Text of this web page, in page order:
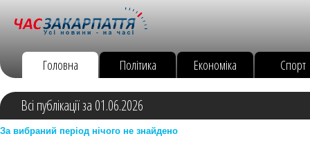
Головна Політика Економіка Спорт
Всі публікації за 01.06.2026
За вибраний період нічого не знайдено